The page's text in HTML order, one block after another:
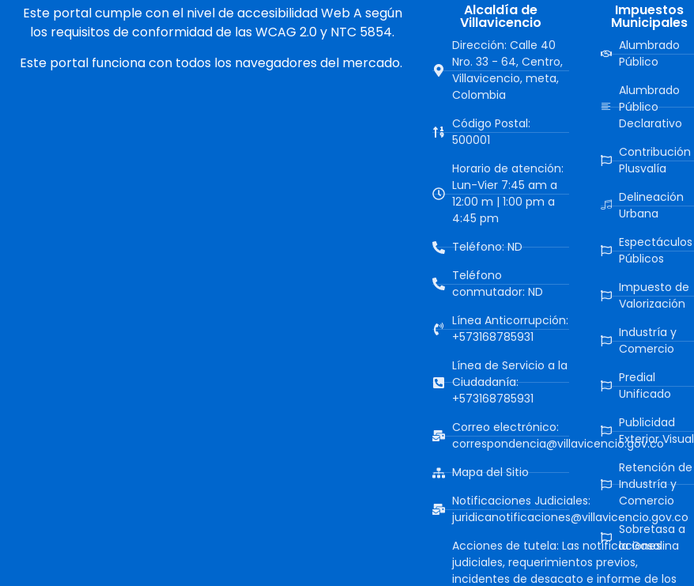
Este portal cumple con el nivel de accesibilidad Web A según
los requisitos de conformidad de las WCAG 2.0 y NTC 5854.
Este portal funciona con todos los navegadores del mercado.
Alcaldía de
Villavicencio
Dirección: Calle 40
Nro. 33 - 64, Centro,
Villavicencio, meta,
Colombia
Código Postal:
500001
Horario de atención:
Lun-Vier 7:45 am a
12:00 m | 1:00 pm a
4:45 pm
Teléfono: ND
Teléfono
conmutador: ND
Línea Anticorrupción:
+573168785931
Línea de Servicio a la
Ciudadanía:
+573168785931
Correo electrónico:
correspondencia@villavicencio.gov.co
Mapa del Sitio
Notificaciones Judiciales:
juridicanotificaciones@villavicencio.gov.co
Acciones de tutela: Las notificaciones
judiciales, requerimientos previos,
incidentes de desacato e informe de los
Impuestos
Municipales
Alumbrado
Público
Alumbrado
Público
Declarativo
Contribución
Plusvalía
Delineación
Urbana
Espectáculos
Públicos
Impuesto de
Valorización
Industría y
Comercio
Predial
Unificado
Publicidad
Exterior Visual
Retención de
Industría y
Comercio
Sobretasa a
la Gasolina